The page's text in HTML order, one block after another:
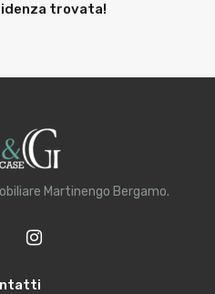
trovata!
Martinengo Bergamo.